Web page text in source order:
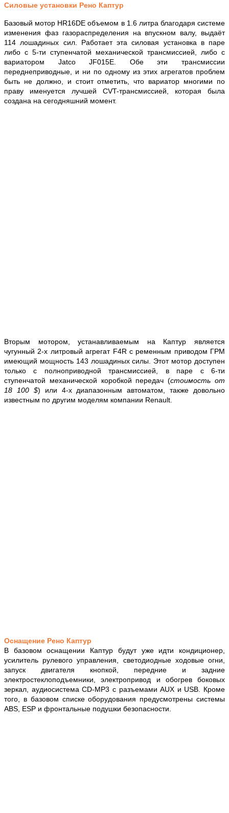
Силовые установки Рено Каптур
Базовый мотор HR16DE объемом в 1.6 литра благодаря системе
изменения фаз газораспределения на впускном валу, выдаёт
114 лошадиных сил. Работает эта силовая установка в паре
либо с 5-ти ступенчатой механической трансмиссией, либо с
вариатором Jatco JF015E. Обе эти трансмиссии
переднеприводные, и ни по одному из этих агрегатов проблем
быть не должно, и стоит отметить, что вариатор многими по
праву именуется лучшей CVT-трансмиссией, которая была
создана на сегодняшний момент.
Вторым мотором, устанавливаемым на Каптур является
чугунный 2-х литровый агрегат F4R с ременным приводом ГРМ
имеющий мощность 143 лошадиных силы. Этот мотор доступен
только с полноприводной трансмиссией, в паре с 6-ти
ступенчатой механической коробкой передач (стоимость от
18 100 $) или 4-х диапазонным автоматом, также довольно
известным по другим моделям компании Renault.
Оснащение Рено Каптур
В базовом оснащении Каптур будут уже идти кондиционер,
усилитель рулевого управления, светодиодные ходовые огни,
запуск двигателя кнопкой, передние и задние
электростеклоподъемники, электропривод и обогрев боковых
зеркал, аудиосистема CD-MP3 с разъемами AUX и USB. Кроме
того, в базовом списке оборудования предусмотрены системы
ABS, ESP и фронтальные подушки безопасности.